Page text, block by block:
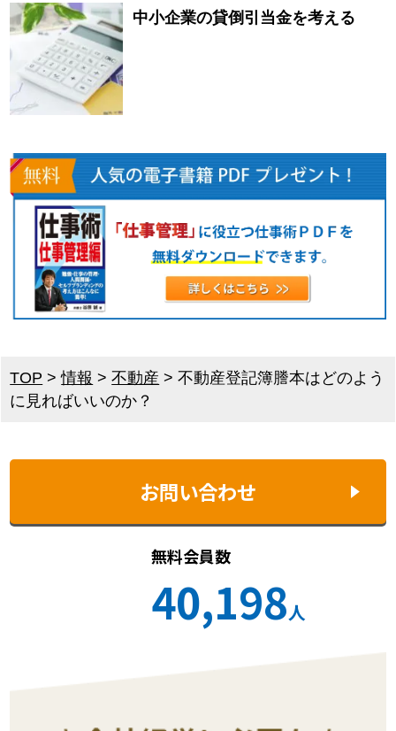
中小企業の貸倒引当金を考える
TOP >情報 >不動産 >不動産登記簿謄本はどのよう
に見ればいいのか？
お問い合わせ
無料会員数
40,198人